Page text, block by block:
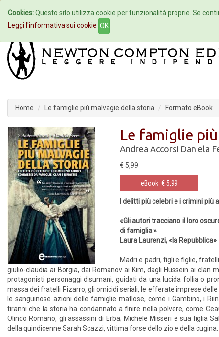
Home Autori Eventi
Home Le famiglie più malvagie della storia Formato eBook
Le famiglie
Andrea Accorsi Daniela
€ 5,99
eBook € 5,99
I delitti più celebri e i crimini
«Gli autori tracciano il loro
di famiglia.»
Laura Laurenzi, «la Repubblica»
Madri e padri, figli e figlie,
giulio-claudia ai Borgia, dai Romanov ai Kim, dagli Hussein ai
protagonisti personaggi disumani, guidati da una lucida follia o
massa dei fratelli Pizarro, gli omicidi seriali, le efferate imprese
le sanguinose azioni delle famiglie mafiose, come i Gambino, i
tiranni che la storia ha condannato a finire nella polvere, come
Olindo Romano, gli assassini di Erba; Michele Misseri e sua figlia
della quindicenne Sarah Scazzi, vittima forse dello zio e della
Cookies:Questo sito utilizza cookie per funzionalità proprie. Se
Leggi l'informativa sui cookie OK